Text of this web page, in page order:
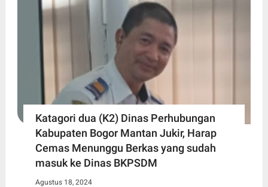
Katagori dua (K2) Dinas Perhubungan
Kabupaten Bogor Mantan Jukir, Harap
Cemas Menunggu Berkas yang sudah
masuk ke Dinas BKPSDM
Agustus 18, 2024